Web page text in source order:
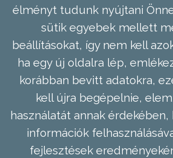
élményt tudunk nyújtani
sütik egyebek mellett
beállításokat, így nem kell
ha egy új oldalra lép,
korábban bevitt adatokra,
kell újra begépelnie,
használatát annak érdekében,
információk
fejlesztések